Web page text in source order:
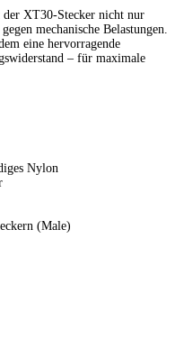
der XT30-Stecker nicht nur
mechanische Belastungen.
eine hervorragende
– für maximale
Nylon
(Male)